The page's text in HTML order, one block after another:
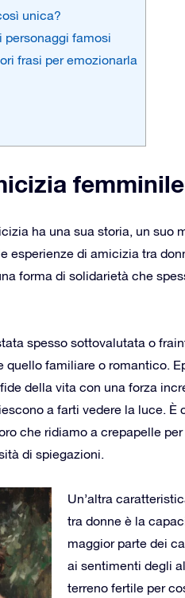
unica?
personaggi famosi
frasi per emozionarla
ha una sua storia, un suo
esperienze di amicizia tra
forma di solidarietà che
spesso sottovalutata o
familiare o romantico.
della vita con una forza
a farti vedere la luce.
che ridiamo a crepapelle
di spiegazioni.
Un’altra
tra donne è la
maggior parte dei
ai sentimenti degli
terreno fertile per